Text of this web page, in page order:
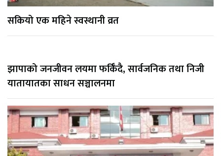
सकियो एक महिने स्वस्थानी व्रत
झापाको जनजीवन लयमा फर्किँदै, सार्वजनिक तथा निजी
यातायातका साधन सञ्चालनमा